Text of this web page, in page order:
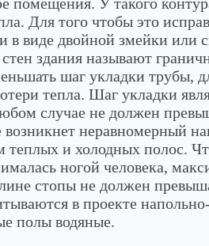
Для того чтобы это
в виде двойной змейки или
здания называют
шаг укладки трубы,
тепла. Шаг укладки
случае не должен
неравномерный
теплых и холодных полос.
ногой человека,
стопы не должен
в проекте
полы водяные.